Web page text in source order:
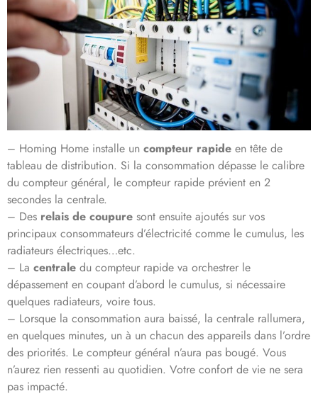
– Homing Home installe un compteur rapide en tête de
tableau de distribution. Si la consommation dépasse le calibre
du compteur général, le compteur rapide prévient en 2
secondes la centrale.
– Des relais de coupure sont ensuite ajoutés sur vos
principaux consommateurs d’électricité comme le cumulus, les
radiateurs électriques…etc.
– La centrale du compteur rapide va orchestrer le
dépassement en coupant d’abord le cumulus, si nécessaire
quelques radiateurs, voire tous.
– Lorsque la consommation aura baissé, la centrale rallumera,
en quelques minutes, un à un chacun des appareils dans l’ordre
des priorités. Le compteur général n’aura pas bougé. Vous
n’aurez rien ressenti au quotidien. Votre confort de vie ne sera
pas impacté.